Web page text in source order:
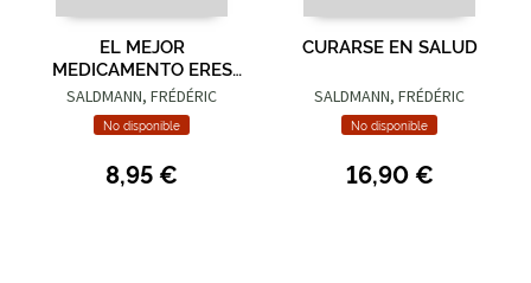
EL MEJOR
MEDICAMENTO ERES
TÚ
SALDMANN, FRÉDÉRIC
No disponible
8,95 €
CURARSE EN SALUD
SALDMANN, FRÉDÉRIC
No disponible
16,90 €